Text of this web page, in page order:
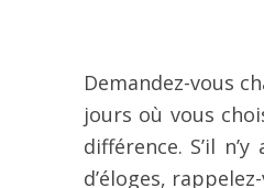
Demandez-vous
jours où vous
différence. S’il
d’éloges,